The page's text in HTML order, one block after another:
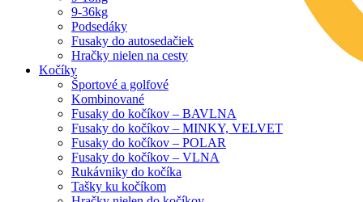
9-36kg
Podsedáky
Fusaky do autosedačiek
Hračky nielen na cesty
Kočíky
Športové a golfové
Kombinované
Fusaky do kočíkov – BAVLNA
Fusaky do kočíkov – MINKY, VELVET
Fusaky do kočíkov – POLAR
Fusaky do kočíkov – VLNA
Rukávniky do kočíka
Tašky ku kočíkom